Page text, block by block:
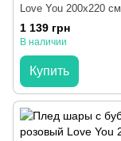
Love You 200x220 см
1 139 грн
В наличии
Купить